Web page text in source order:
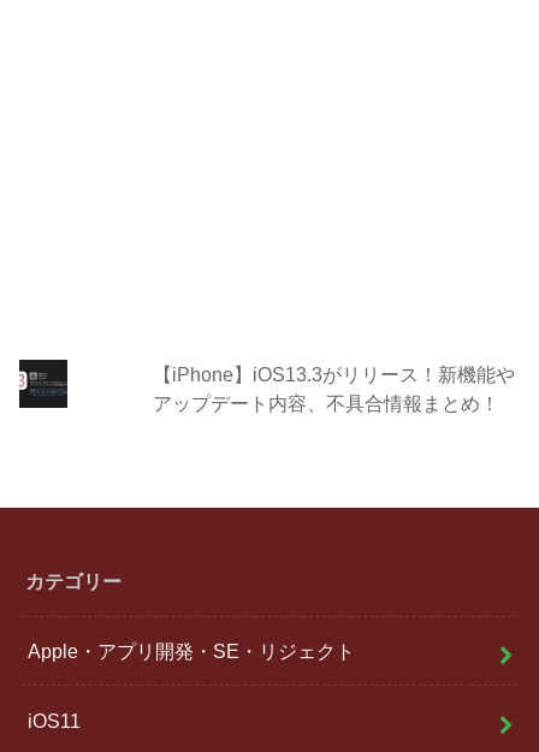
【iPhone】iOS13.3がリリース！新機能や
アップデート内容、不具合情報まとめ！
カテゴリー
Apple・アプリ開発・SE・リジェクト
iOS11